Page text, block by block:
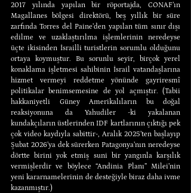
2017 yılında yapılan bir röportajda, CONAF’ın
Magallanes bölgesi direktörü, beş yıllık bir süre
zarfında Torres del Paine’den yapılan tüm sınır dışı
edilme ve uzaklaştırılma işlemlerinin neredeyse
üçte ikisinden İsrailli turistlerin sorumlu olduğunu
ortaya koymuştur. Bu sorunlu seyir, birçok yerel
konaklama işletmesi sahibinin İsrail vatandaşlarına
hizmet vermeyi reddetme yönünde gayriresmî
politikalar benimsemesine de yol açmıştır. (Tabii
hakkaniyetli Güney Amerikalıların bu doğal
reaksiyonuna da Yahudiler -ki yakalanan
kundakçıların üstlerinden IDF kartlarının çıktığı pek
çok video kaydıyla sabittir-, Aralık 2025’ten başlayıp
Şubat 2026’ya dek sürerken Patagonya’nın neredeyse
dörtte birini yok etmiş suni bir yangınla karşılık
vermişlerdir ve böylece “Andinia Planı” Milei’nin
yeni kararnamelerinin de desteğiyle biraz daha ivme
kazanmıştır.)